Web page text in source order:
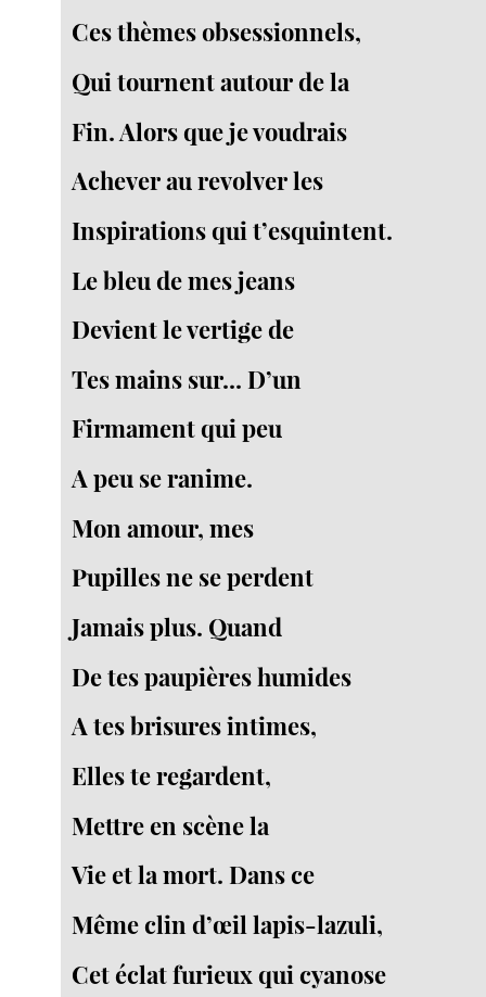
Ces thèmes obsessionnels,
Qui tournent autour de la
Fin. Alors que je voudrais
Achever au revolver les
Inspirations qui t’esquintent.
Le bleu de mes jeans
Devient le vertige de
Tes mains sur... D’un
Firmament qui peu
A peu se ranime.
Mon amour, mes
Pupilles ne se perdent
Jamais plus. Quand
De tes paupières humides
A tes brisures intimes,
Elles te regardent,
Mettre en scène la
Vie et la mort. Dans ce
Même clin d’œil lapis-lazuli,
Cet éclat furieux qui cyanose